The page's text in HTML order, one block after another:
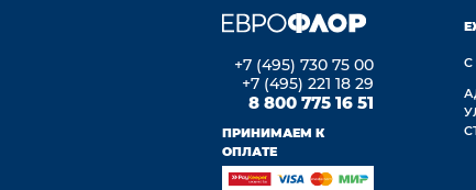
+7 (495) 730 75 00
+7 (495) 221 18 29
8 800 775 16 51
ПРИНИМАЕМ К
ОПЛАТЕ
С